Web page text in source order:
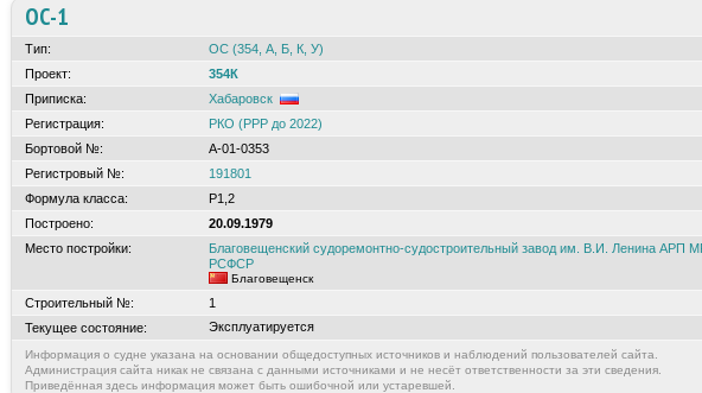
ОС-1
Тип:
ОС (354, А, Б, К, У)
Проект:
354К
Приписка:
Хабаровск
Регистрация:
РКО (РРР до 2022)
Бортовой №:
А-01-0353
Регистровый №:
191801
Формула класса:
Р1,2
Построено:
20.09.1979
Место постройки:
Благовещенский судоремонтно-судостроительный завод им. В.И. Ленина АРП
РСФСР
Благовещенск
Строительный №:
1
Текущее состояние:
Эксплуатируется
Информация о судне указана на основании общедоступных источников и наблюдений пользователей сайта.
Администрация сайта никак не связана с данными источниками и не несёт ответственности за эти сведения.
Приведённая здесь информация может быть ошибочной или устаревшей.